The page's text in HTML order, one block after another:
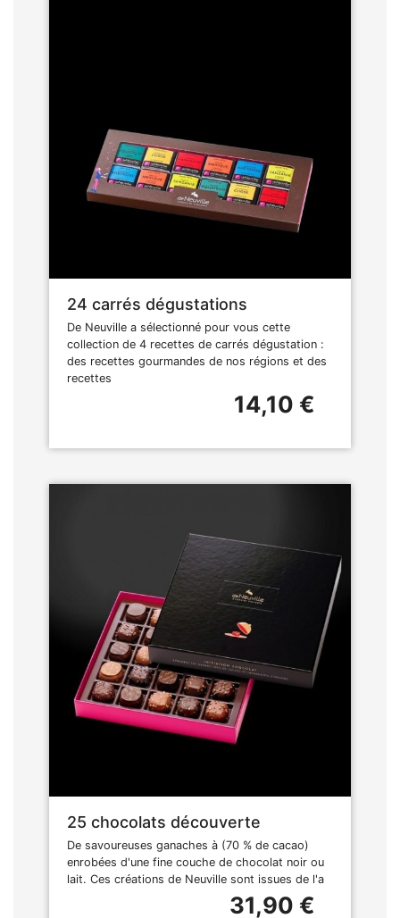
24 carrés dégustations
De Neuville a sélectionné pour vous cette
collection de 4 recettes de carrés dégustation :
des recettes gourmandes de nos régions et des
recettes
14,10 €
25 chocolats découverte
De savoureuses ganaches à (70 % de cacao)
enrobées d'une fine couche de chocolat noir ou
lait. Ces créations de Neuville sont issues de l'a
31,90 €